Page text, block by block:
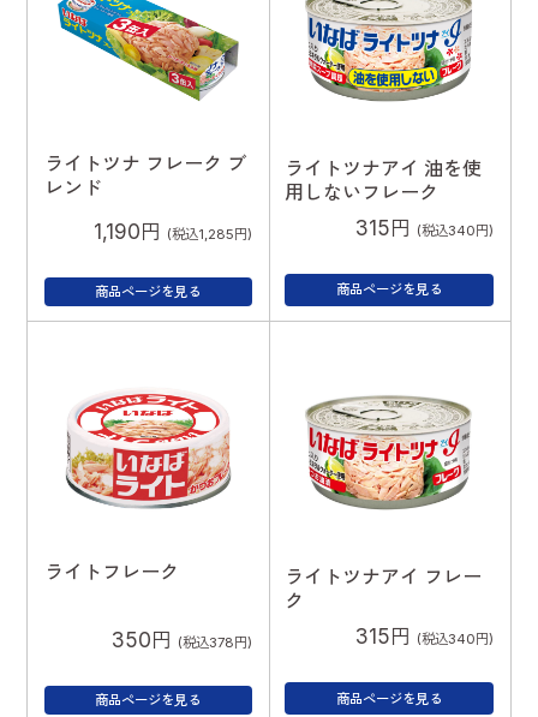
ライトツナ フレーク ブ
レンド
1,190円 (税込1,285円)
商品ページを見る
ライトツナアイ 油を使
用しないフレーク
315円 (税込340円)
商品ページを見る
ライトフレーク
350円 (税込378円)
商品ページを見る
ライトツナアイ フレー
ク
315円 (税込340円)
商品ページを見る